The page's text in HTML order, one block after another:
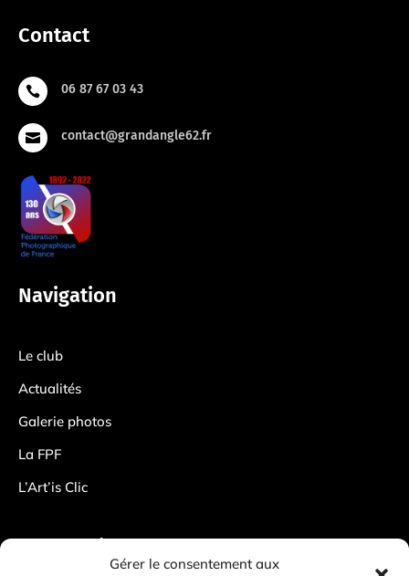
Gérer le consentement aux
Contact
 06 87 67 03 43
 contact@grandangle62.fr
Navigation
Le club
Actualités
Galerie photos
La FPF
L’Art’is Clic